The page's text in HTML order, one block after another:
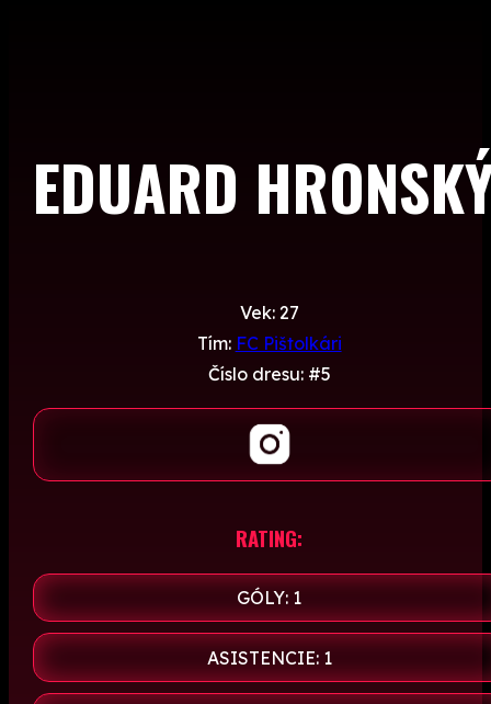
EDUARD
Vek: 27
Tím: FC Pištolkári
Číslo dresu: #5
RATING:
GÓLY: 1
ASISTENCIE: 1